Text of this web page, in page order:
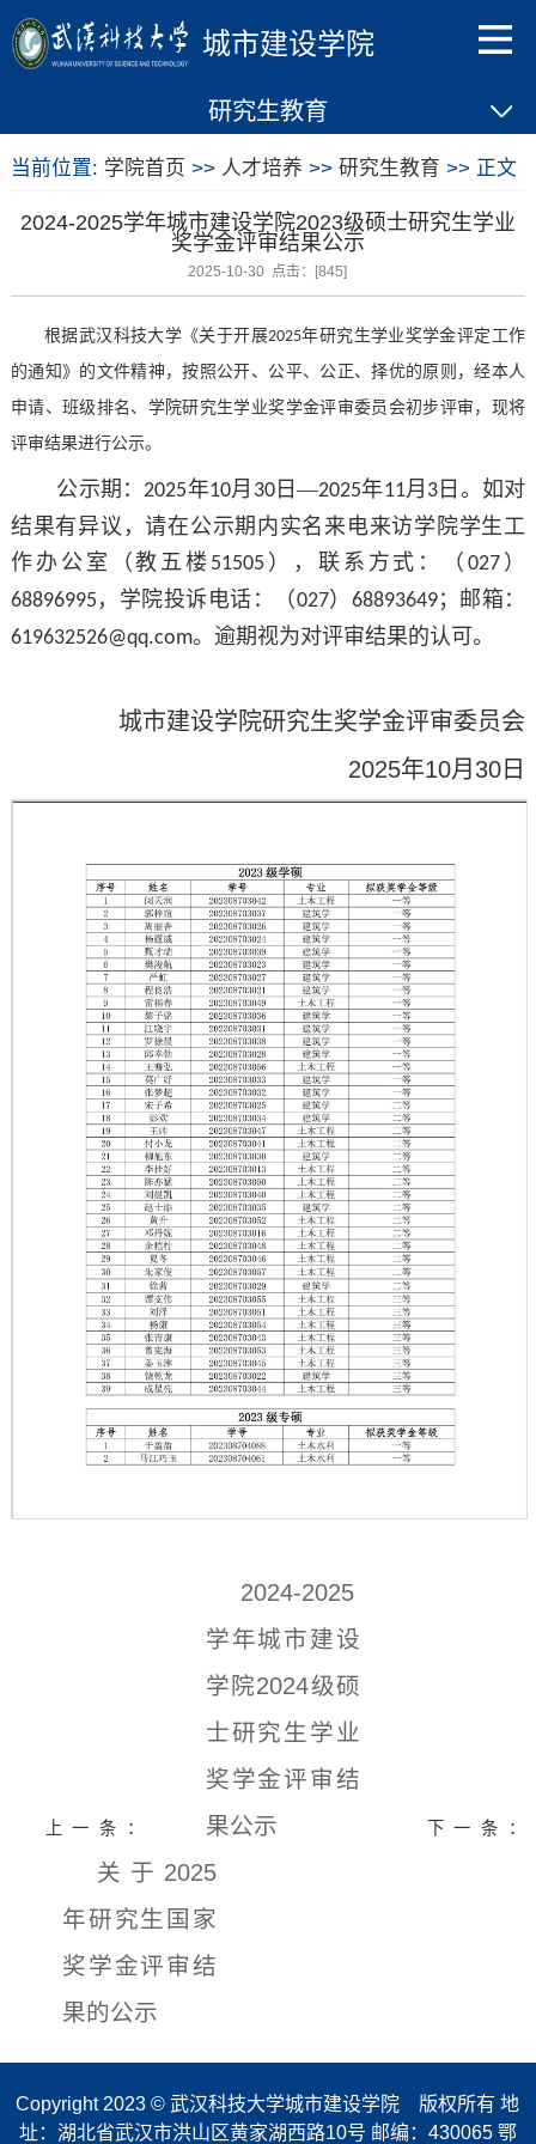
城市建设学院
研究生教育
当前位置: 学院首页 >> 人才培养 >> 研究生教育 >> 正文
2024-2025学年城市建设学院2023级硕士研究生学业
奖学金评审结果公示
2025-10-30 点击：[845]
根据武汉科技大学《关于开展2025年研究生学业奖学金评定工作
的通知》的文件精神，按照公开、公平、公正、择优的原则，经本人
申请、班级排名、学院研究生学业奖学金评审委员会初步评审，现将
评审结果进行公示。
公示期：2025年10月 30日—2025年11月 3 日。如对
结果有异议，请在公示期内实名来电来访学院学生工
作办公室（教五楼 51505 ），联系方式：（027 ）
68896995 ，学院投诉电话：（027） 68893649；邮箱：
619632526@qq.com。逾期视为对评审结果的认可。
城市建设学院研究生奖学金评审委员会
2025年10月30日
上一条：
2024-2025
学年城市建设
学院2024级硕
士研究生学业
奖学金评审结
果公示
下一条：
关于2025
年研究生国家
奖学金评审结
果的公示
Copyright 2023 © 武汉科技大学城市建设学院 版权所有 地
址：湖北省武汉市洪山区黄家湖西路10号 邮编：430065 鄂